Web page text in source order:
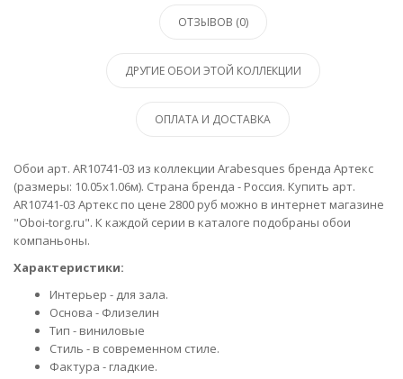
ОТЗЫВОВ (0)
ДРУГИЕ ОБОИ ЭТОЙ КОЛЛЕКЦИИ
ОПЛАТА И ДОСТАВКА
Обои арт. AR10741-03 из коллекции Arabesques бренда Артекс
(размеры: 10.05х1.06м). Страна бренда - Россия. Купить арт.
AR10741-03 Артекс по цене 2800 руб можно в интернет магазине
"Oboi-torg.ru". К каждой серии в каталоге подобраны обои
компаньоны.
Характеристики:
Интерьер - для зала.
Основа - Флизелин
Тип - виниловые
Стиль - в современном стиле.
Фактура - гладкие.